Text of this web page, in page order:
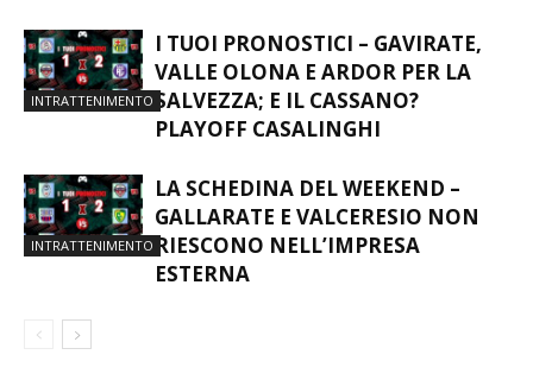
INTRATTENIMENTO
I TUOI PRONOSTICI – GAVIRATE,
VALLE OLONA E ARDOR PER LA
SALVEZZA; E IL CASSANO?
PLAYOFF CASALINGHI
INTRATTENIMENTO
LA SCHEDINA DEL WEEKEND –
GALLARATE E VALCERESIO NON
RIESCONO NELL’IMPRESA
ESTERNA